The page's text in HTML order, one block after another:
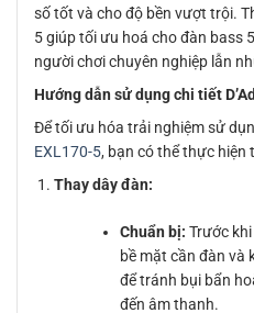
số tốt và cho độ bền vượt trội.
5 giúp tối ưu hoá cho đàn bass
người chơi chuyên nghiệp lẫn
Hướng dẫn sử dụng chi tiết
Để tối ưu hóa trải nghiệm sử
EXL170-5, bạn có thể thực hiện
Thay dây đàn:
Chuẩn bị: Trước
bề mặt cần đàn và
để tránh bụi bẩn
đến âm thanh.